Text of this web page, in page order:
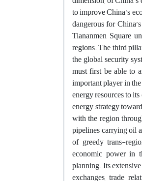
to improve China’s
dangerous for
Tiananmen Square
regions. The third
the global security
must first be able to
important player in
energy resources to
energy strategy
with the region
pipelines carrying oil
of greedy trans-
economic power in
planning. Its
exchanges, trade